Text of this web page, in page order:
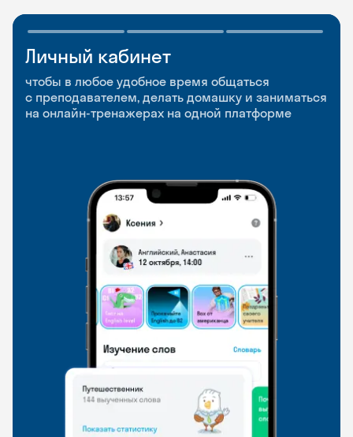
Личный кабинет
чтобы в любое удобное время общаться
с преподавателем, делать домашку и заниматься
на онлайн-тренажерах на одной платформе
Мобильное
приложение
чтобы заниматься и изучать новые слова где
и когда удобно
Разговорные клубы
и Talks
Групповые занятия для разговорной практики
и индивидуальные встречи с преподавателями